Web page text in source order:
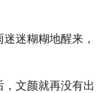
迷糊糊地醒来，
文颜就再没有出